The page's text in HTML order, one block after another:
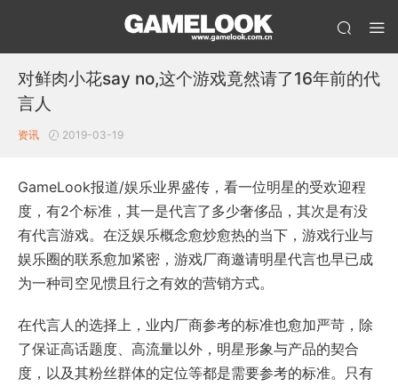
对鲜肉小花say no,这个游戏竟然请了16年前的代
言人
资讯 2019-03-19
GameLook报道/娱乐业界盛传，看一位明星的受欢迎程
度，有2个标准，其一是代言了多少奢侈品，其次是有没
有代言游戏。在泛娱乐概念愈炒愈热的当下，游戏行业与
娱乐圈的联系愈加紧密，游戏厂商邀请明星代言也早已成
为一种司空见惯且行之有效的营销方式。
在代言人的选择上，业内厂商参考的标准也愈加严苛，除
了保证高话题度、高流量以外，明星形象与产品的契合
度，以及其粉丝群体的定位等都是需要参考的标准。只有